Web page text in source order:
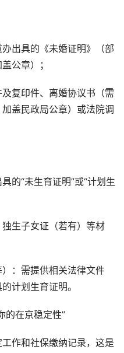
出具的《未婚证明》（部
公章）；
复印件、离婚协议书（需
盖民政局公章）或法院调
的“未生育证明”或“计划生
生子女证（若有）等材
：需提供相关法律文件
计划生育证明。
的在京稳定性”
作和社保缴纳记录，这是